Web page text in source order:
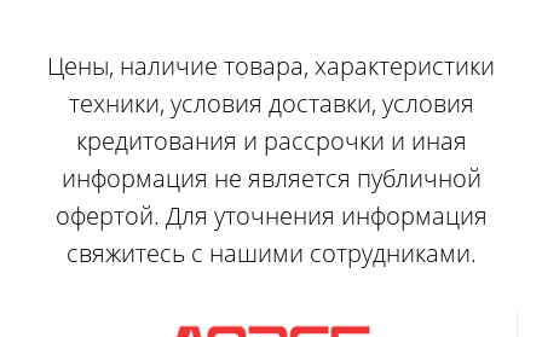
Цены, наличие товара, характеристики
техники, условия доставки, условия
кредитования и рассрочки и иная
информация не является публичной
офертой. Для уточнения информация
свяжитесь с нашими сотрудниками.